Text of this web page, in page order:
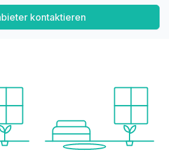
/ Quelle: OpenStreetMap
kontaktieren